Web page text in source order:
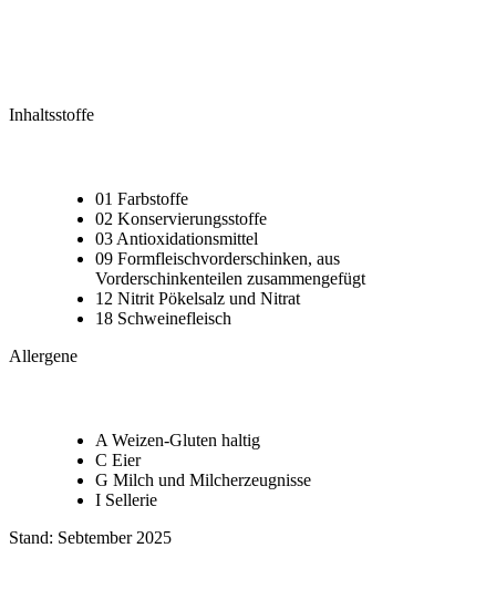
Inhaltsstoffe
01 Farbstoffe
02 Konservierungsstoffe
03 Antioxidationsmittel
09 Formfleischvorderschinken, aus
Vorderschinkenteilen zusammengefügt
12 Nitrit Pökelsalz und Nitrat
18 Schweinefleisch
Allergene
A Weizen-Gluten haltig
C Eier
G Milch und Milcherzeugnisse
I Sellerie
Stand: Sebtember 2025